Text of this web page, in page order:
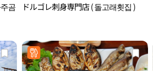
곰
ドルゴレ刺身専門店 ( 돌고래횟집 )